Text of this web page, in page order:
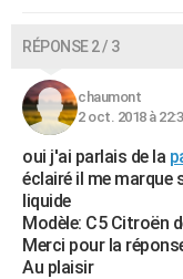
RÉPONSE 2 / 3
chaumont
2 oct. 2018 à
oui j'ai parlais de la
éclairé il me marque
liquide
Modèle: C5 Citroën
Merci pour la
Au plaisir